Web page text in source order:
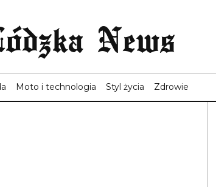
News
Moto i technologia Styl życia Zdrowie